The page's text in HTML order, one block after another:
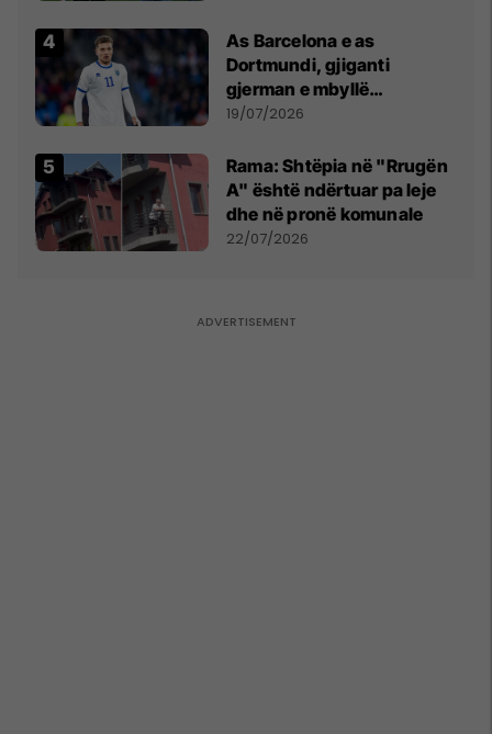
As Barcelona e as
Dortmundi, gjiganti
gjerman e mbyllë
marrëveshjen për Fisnik
19/07/2026
Rama: Shtëpia në "Rrugën
A" është ndërtuar pa leje
dhe në pronë komunale
22/07/2026